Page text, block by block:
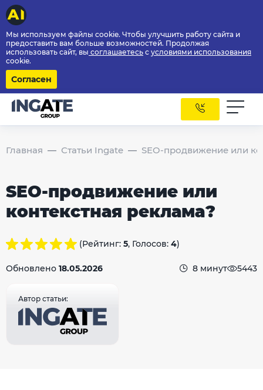
Мы используем файлы cookie. Чтобы улучшить работу сайта и
предоставить вам больше возможностей. Продолжая
использовать сайт, вы соглашаетесь с условиями использования
cookie.
Согласен
Главная Статьи Ingate SEO-продвижение или
SEO-продвижение или
контекстная реклама?
(Рейтинг: 5, Голосов: 4)
Обновлено 18.05.2026 8 минут 5443
Автор статьи: